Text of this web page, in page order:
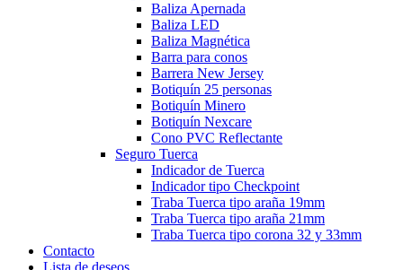
Baliza Apernada
Baliza LED
Baliza Magnética
Barra para conos
Barrera New Jersey
Botiquín 25 personas
Botiquín Minero
Botiquín Nexcare
Cono PVC Reflectante
Seguro Tuerca
Indicador de Tuerca
Indicador tipo Checkpoint
Traba Tuerca tipo araña 19mm
Traba Tuerca tipo araña 21mm
Traba Tuerca tipo corona 32 y 33mm
Contacto
Lista de deseos